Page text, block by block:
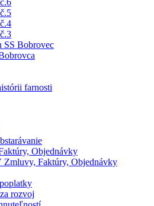
SS Bobrovec
farnosti
Objednávky
Faktúry, Objednávky
rozvoj